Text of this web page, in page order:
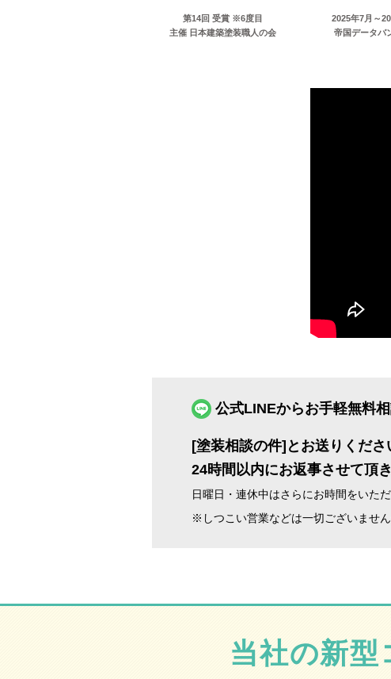
第14回 受賞 ※6度目
主催 日本建築塗装職人の会
2025年7月～
帝国データバ
公式LINEからお手軽無料
[塗装相談の件]とお送りくださ
24時間以内にお返事させて頂き
日曜日・連休中はさらにお時間をいた
※しつこい営業などは一切ございません
当社の新型